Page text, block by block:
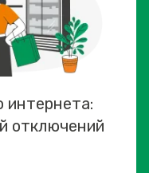
интернета:
отключений